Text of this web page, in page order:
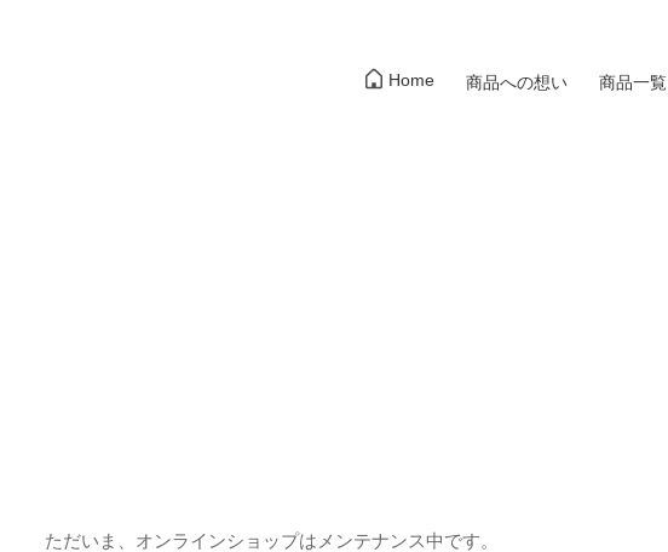
Home 商品への想い 商品一覧
ただいま、オンラインショップはメンテナンス中です。